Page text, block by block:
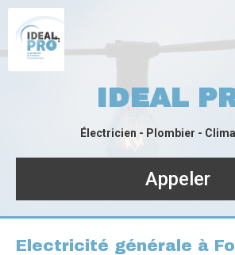
IDEAL
Électricien - Plombier -
Appeler
Electricité générale à